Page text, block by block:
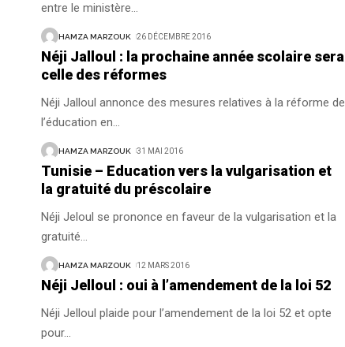
entre le ministère…
HAMZA MARZOUK 26 DÉCEMBRE 2016
Néji Jalloul : la prochaine année scolaire sera
celle des réformes
Néji Jalloul annonce des mesures relatives à la réforme de
l’éducation en…
HAMZA MARZOUK 31 MAI 2016
Tunisie – Education vers la vulgarisation et
la gratuité du préscolaire
Néji Jeloul se prononce en faveur de la vulgarisation et la
gratuité…
HAMZA MARZOUK 12 MARS 2016
Néji Jelloul : oui à l’amendement de la loi 52
Néji Jelloul plaide pour l’amendement de la loi 52 et opte
pour…